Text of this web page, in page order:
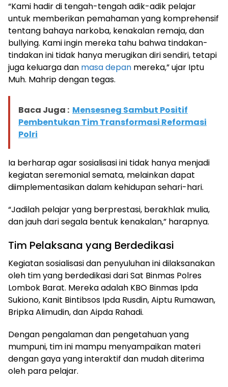
“Kami hadir di tengah-tengah adik-adik pelajar
untuk memberikan pemahaman yang komprehensif
tentang bahaya narkoba, kenakalan remaja, dan
bullying. Kami ingin mereka tahu bahwa tindakan-
tindakan ini tidak hanya merugikan diri sendiri, tetapi
juga keluarga dan masa depan mereka,” ujar Iptu
Muh. Mahrip dengan tegas.
Baca Juga : Mensesneg Sambut Positif
Pembentukan Tim Transformasi Reformasi
Polri
Ia berharap agar sosialisasi ini tidak hanya menjadi
kegiatan seremonial semata, melainkan dapat
diimplementasikan dalam kehidupan sehari-hari.
“Jadilah pelajar yang berprestasi, berakhlak mulia,
dan jauh dari segala bentuk kenakalan,” harapnya.
Tim Pelaksana yang Berdedikasi
Kegiatan sosialisasi dan penyuluhan ini dilaksanakan
oleh tim yang berdedikasi dari Sat Binmas Polres
Lombok Barat. Mereka adalah KBO Binmas Ipda
Sukiono, Kanit Bintibsos Ipda Rusdin, Aiptu Rumawan,
Bripka Alimudin, dan Aipda Rahadi.
Dengan pengalaman dan pengetahuan yang
mumpuni, tim ini mampu menyampaikan materi
dengan gaya yang interaktif dan mudah diterima
oleh para pelajar.